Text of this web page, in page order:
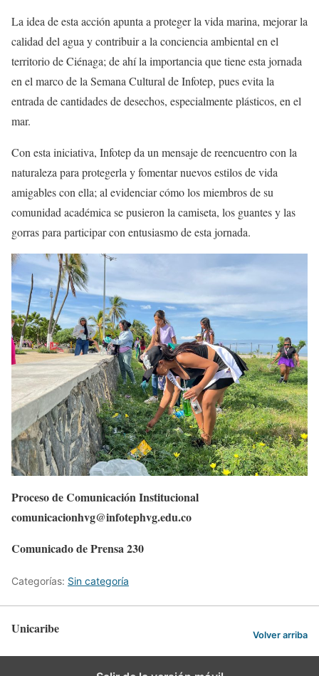
La idea de esta acción apunta a proteger la vida marina, mejorar la
calidad del agua y contribuir a la conciencia ambiental en el
territorio de Ciénaga; de ahí la importancia que tiene esta jornada
en el marco de la Semana Cultural de Infotep, pues evita la
entrada de cantidades de desechos, especialmente plásticos, en el
mar.
Con esta iniciativa, Infotep da un mensaje de reencuentro con la
naturaleza para protegerla y fomentar nuevos estilos de vida
amigables con ella; al evidenciar cómo los miembros de su
comunidad académica se pusieron la camiseta, los guantes y las
gorras para participar con entusiasmo de esta jornada.
Proceso de Comunicación Institucional
comunicacionhvg@infotephvg.edu.co
Comunicado de Prensa 230
Categorías: Sin categoría
Unicaribe Volver arriba